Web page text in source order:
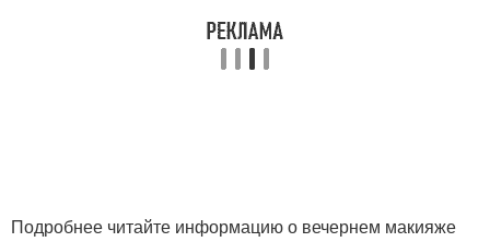
Подробнее читайте информацию о вечернем макияже